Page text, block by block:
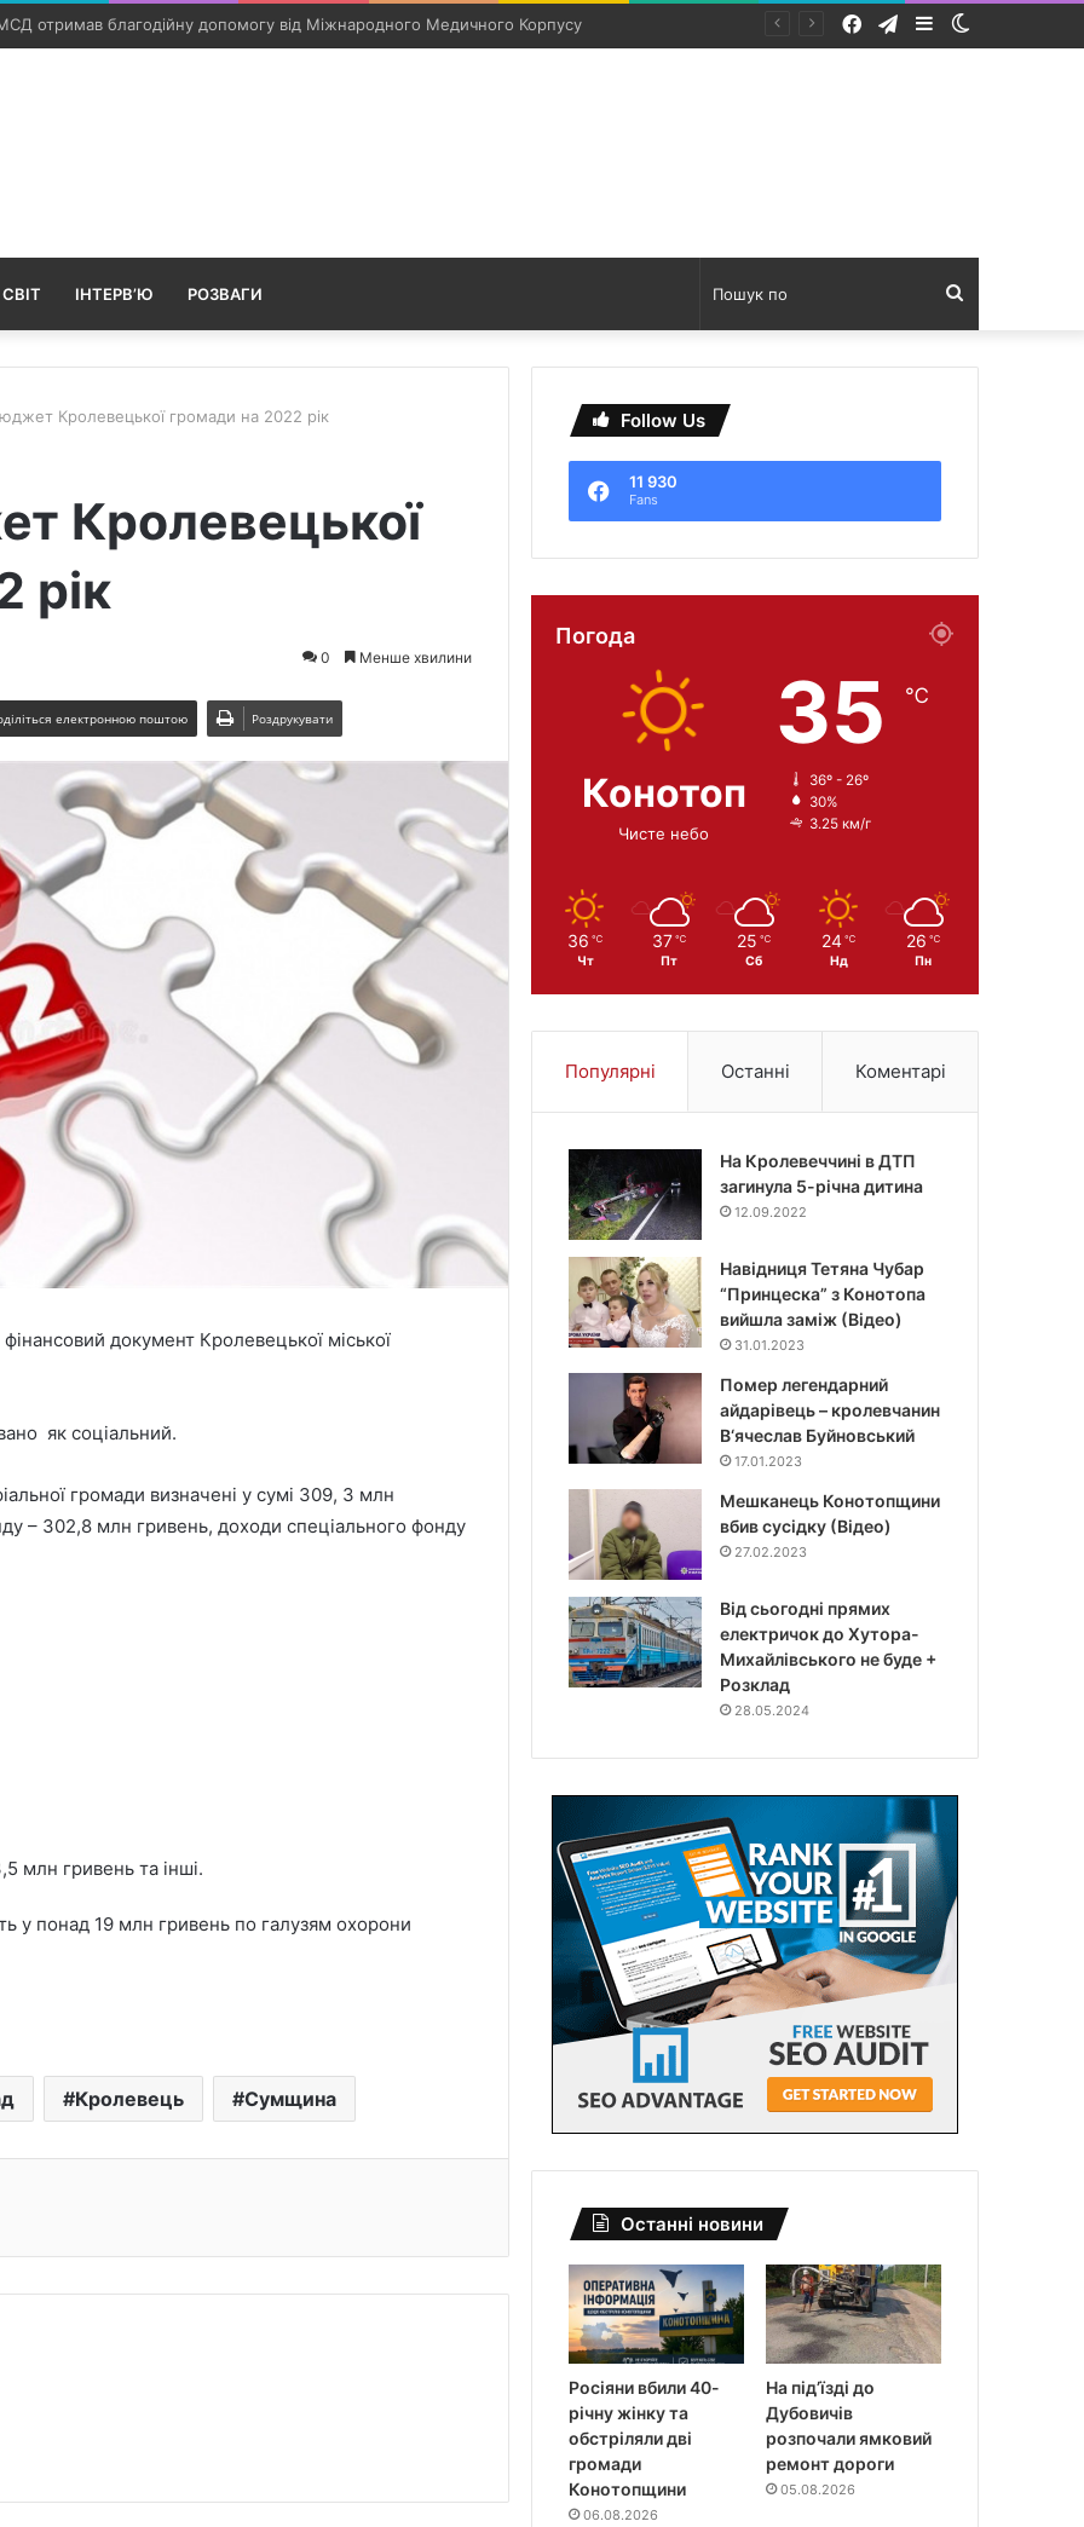
жінку та обстріляли дві громади Конотопщини Sidebar
Telegram
Facebook
ІНТЕРВ’Ю РОЗВАГИ
по
Кролевецької громади на 2022 рік
Кролевецької
рік
0 Менше хвилини
електронною поштою Роздрукувати
документ Кролевецької міської
як соціальний.
громади визначені у сумі 309, 3 млн
– 302,8 млн гривень, доходи спеціального фонду
млн гривень та інші.
у понад 19 млн гривень по галузям охорони
Кролевець Сумщина
Follow Us
11 930
Fans
Погода
Конотоп
Чисте небо
35 ℃
36º - 26º
30%
3.25 км/г
36 ℃
Чт
37 ℃
Пт
25 ℃
Сб
24 ℃
Нд
26 ℃
Пн
Популярні Останні Коментарі
На Кролевеччині в ДТП
загинула 5-річна дитина
12.09.2022
Навідниця Тетяна Чубар
“Принцеска” з Конотопа
вийшла заміж (Відео)
31.01.2023
Помер легендарний
айдарівець – кролевчанин
В‘ячеслав Буйновський
17.01.2023
Мешканець Конотопщини
вбив сусідку (Відео)
27.02.2023
Від сьогодні прямих
електричок до Хутора-
Михайлівського не буде +
Розклад
28.05.2024
Останні новини
Росіяни вбили 40-
річну жінку та
обстріляли дві
громади
Конотопщини
06.08.2026
На під’їзді до
Дубовичів
розпочали ямковий
ремонт дороги
05.08.2026